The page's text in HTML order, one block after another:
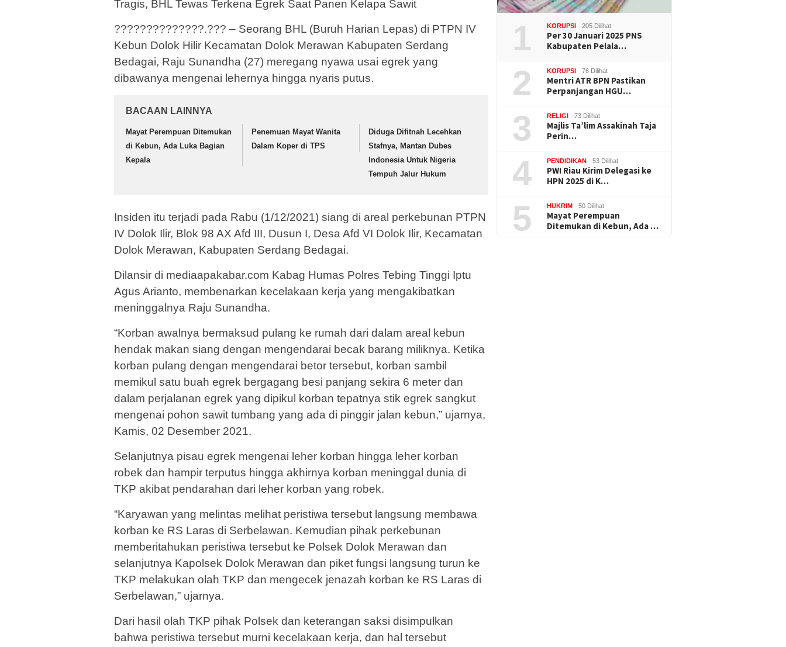
Tragis, BHL Tewas Terkena Egrek Saat Panen Kelapa Sawit
??????????????.??? – Seorang BHL (Buruh Harian Lepas) di PTPN IV
Kebun Dolok Hilir Kecamatan Dolok Merawan Kabupaten Serdang
Bedagai, Raju Sunandha (27) meregang nyawa usai egrek yang
dibawanya mengenai lehernya hingga nyaris putus.
BACAAN LAINNYA
Mayat Perempuan Ditemukan
di Kebun, Ada Luka Bagian
Kepala
Penemuan Mayat Wanita
Dalam Koper di TPS
Diduga Difitnah Lecehkan
Stafnya, Mantan Dubes
Indonesia Untuk Nigeria
Tempuh Jalur Hukum
Insiden itu terjadi pada Rabu (1/12/2021) siang di areal perkebunan PTPN
IV Dolok Ilir, Blok 98 AX Afd III, Dusun I, Desa Afd VI Dolok Ilir, Kecamatan
Dolok Merawan, Kabupaten Serdang Bedagai.
Dilansir di mediaapakabar.com Kabag Humas Polres Tebing Tinggi Iptu
Agus Arianto, membenarkan kecelakaan kerja yang mengakibatkan
meninggalnya Raju Sunandha.
“Korban awalnya bermaksud pulang ke rumah dari dalam areal kebun
hendak makan siang dengan mengendarai becak barang miliknya. Ketika
korban pulang dengan mengendarai betor tersebut, korban sambil
memikul satu buah egrek bergagang besi panjang sekira 6 meter dan
dalam perjalanan egrek yang dipikul korban tepatnya stik egrek sangkut
mengenai pohon sawit tumbang yang ada di pinggir jalan kebun,” ujarnya,
Kamis, 02 Desember 2021.
Selanjutnya pisau egrek mengenai leher korban hingga leher korban
robek dan hampir terputus hingga akhirnya korban meninggal dunia di
TKP akibat pendarahan dari leher korban yang robek.
“Karyawan yang melintas melihat peristiwa tersebut langsung membawa
korban ke RS Laras di Serbelawan. Kemudian pihak perkebunan
memberitahukan peristiwa tersebut ke Polsek Dolok Merawan dan
selanjutnya Kapolsek Dolok Merawan dan piket fungsi langsung turun ke
TKP melakukan olah TKP dan mengecek jenazah korban ke RS Laras di
Serbelawan,” ujarnya.
Dari hasil olah TKP pihak Polsek dan keterangan saksi disimpulkan
bahwa peristiwa tersebut murni kecelakaan kerja, dan hal tersebut
1 KORUPSI 205 Dilihat
Per 30 Januari 2025 PNS
Kabupaten Pelala…
2 KORUPSI 76 Dilihat
Mentri ATR BPN Pastikan
Perpanjangan HGU…
3 RELIGI 73 Dilihat
Majlis Ta’lim Assakinah Taja
Perin…
4 PENDIDIKAN 53 Dilihat
PWI Riau Kirim Delegasi ke
HPN 2025 di K…
5 HUKRIM 50 Dilihat
Mayat Perempuan
Ditemukan di Kebun, Ada …